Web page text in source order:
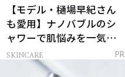
【モデル・樋場早紀さん
も愛用】ナノバブルのシ
ャワーで肌悩みを一気に
解決
SKINCARE PR